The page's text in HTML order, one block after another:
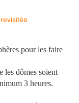
pour les faire
les dômes soient
3 heures.